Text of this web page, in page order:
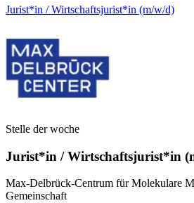
Jurist*in / Wirtschafts­jurist*in (m/w/d)
Stelle der woche
Jurist*in / Wirtschafts­jurist*in
Max-Delbrück-Centrum für Molekulare
Gemeinschaft